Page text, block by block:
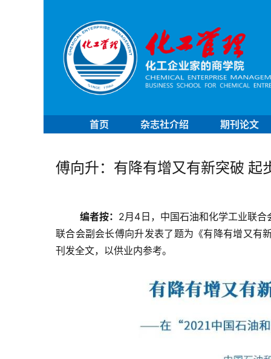
首页 杂志社介绍 期刊论文
傅向升：有降有增又有新突破 起
编者按： 2月4日，中国石油和化学工业联
联合会副会长傅向升发表了题为《有降有增又
刊发全文，以供业内参考。